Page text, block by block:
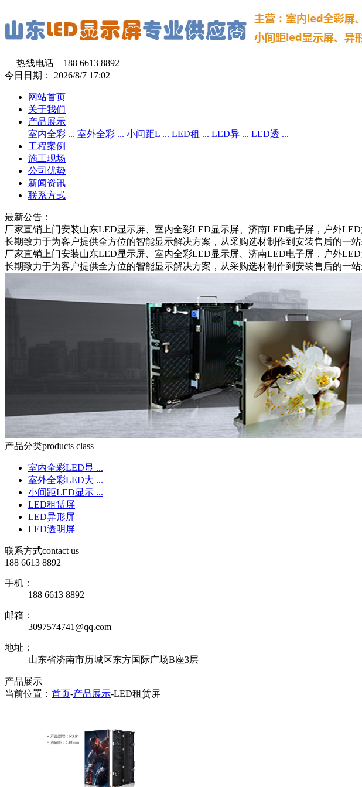
— 热线电话—188 6613 8892
今日日期： 2026/8/7 17:02
网站首页
关于我们
产品展示
室内全彩 ... 室外全彩 ... 小间距L ... LED租 ... LED异 ... LED透 ...
工程案例
施工现场
公司优势
新闻资讯
联系方式
最新公告：
厂家直销上门安装山东LED显示屏、室内全彩LED显示屏、济南LED电子屏，户外
长期致力于为客户提供全方位的智能显示解决方案，从采购选材制作到安装售后的一
厂家直销上门安装山东LED显示屏、室内全彩LED显示屏、济南LED电子屏，户外
长期致力于为客户提供全方位的智能显示解决方案，从采购选材制作到安装售后的一
产品分类products class
室内全彩LED显 ...
室外全彩LED大 ...
小间距LED显示 ...
LED租赁屏
LED异形屏
LED透明屏
联系方式contact us
188 6613 8892
手机：
188 6613 8892
邮箱：
3097574741@qq.com
地址：
山东省济南市历城区东方国际广场B座3层
产品展示
当前位置： 首页-产品展示-LED租赁屏